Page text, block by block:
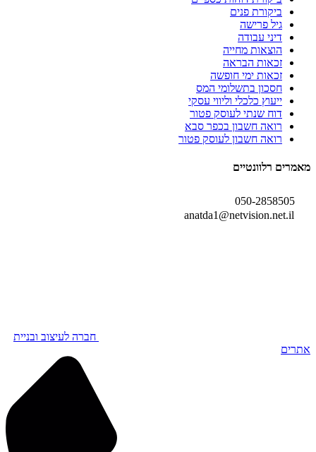
ביקורת פנים
גיל פרישה
דיני עבודה
הוצאות מחייה
זכאות הבראה
זכאות ימי חופשה
חסכון בתשלומי המס
ייעוץ כלכלי וליווי עסקי
דוח שנתי לעוסק פטור
רואה חשבון בכפר סבא
רואה חשבון לעוסק פטור
מאמרים רלוונטיים
050-2858505
anatda1@netvision.net.il
חברה לעיצוב ובניית
אתרים